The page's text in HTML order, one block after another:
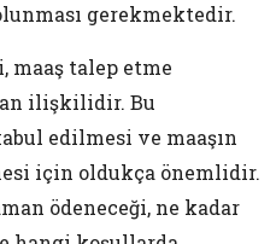
gerekmektedir.
maaş talep etme
ilişkilidir. Bu
edilmesi ve maaşın
için oldukça önemlidir.
ödeneceği, ne kadar